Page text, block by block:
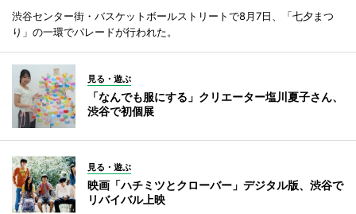
渋谷センター街・バスケットボールストリートで8月7日、「七夕まつ
り」の一環でパレードが行われた。
見る・遊ぶ
「なんでも服にする」クリエーター塩川夏子さん、
渋谷で初個展
見る・遊ぶ
映画「ハチミツとクローバー」デジタル版、渋谷で
リバイバル上映